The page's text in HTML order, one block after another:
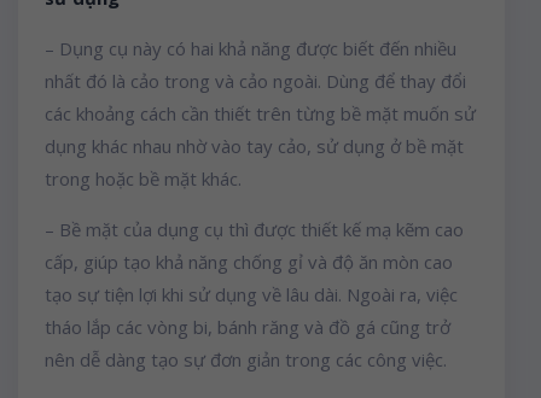
– Dụng cụ này có hai khả năng được biết đến nhiều
nhất đó là cảo trong và cảo ngoài. Dùng để thay đổi
các khoảng cách cần thiết trên từng bề mặt muốn sử
dụng khác nhau nhờ vào tay cảo, sử dụng ở bề mặt
trong hoặc bề mặt khác.
– Bề mặt của dụng cụ thì được thiết kế mạ kẽm cao
cấp, giúp tạo khả năng chống gỉ và độ ăn mòn cao
tạo sự tiện lợi khi sử dụng về lâu dài. Ngoài ra, việc
tháo lắp các vòng bi, bánh răng và đồ gá cũng trở
nên dễ dàng tạo sự đơn giản trong các công việc.